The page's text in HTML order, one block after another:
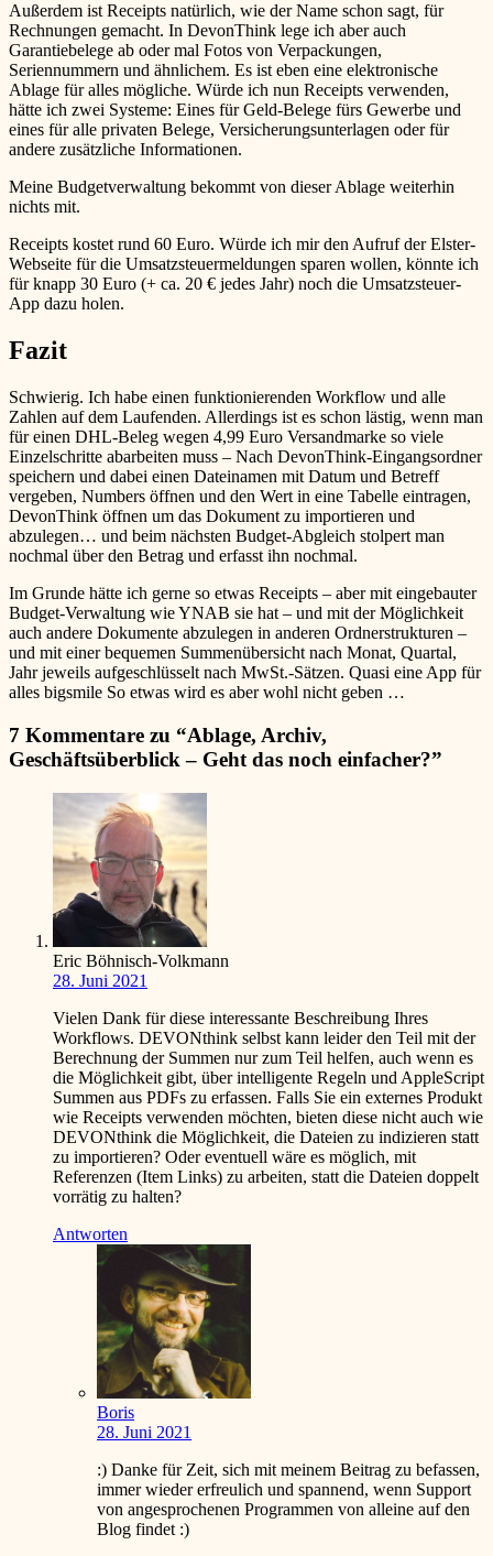
Außerdem ist Receipts natürlich, wie der Name schon sagt, für
Rechnungen gemacht. In DevonThink lege ich aber auch
Garantiebelege ab oder mal Fotos von Verpackungen,
Seriennummern und ähnlichem. Es ist eben eine elektronische
Ablage für alles mögliche. Würde ich nun Receipts verwenden,
hätte ich zwei Systeme: Eines für Geld-Belege fürs Gewerbe und
eines für alle privaten Belege, Versicherungsunterlagen oder für
andere zusätzliche Informationen.
Meine Budgetverwaltung bekommt von dieser Ablage weiterhin
nichts mit.
Receipts kostet rund 60 Euro. Würde ich mir den Aufruf der Elster-
Webseite für die Umsatzsteuermeldungen sparen wollen, könnte ich
für knapp 30 Euro (+ ca. 20 € jedes Jahr) noch die Umsatzsteuer-
App dazu holen.
Fazit
Schwierig. Ich habe einen funktionierenden Workflow und alle
Zahlen auf dem Laufenden. Allerdings ist es schon lästig, wenn man
für einen DHL-Beleg wegen 4,99 Euro Versandmarke so viele
Einzelschritte abarbeiten muss – Nach DevonThink-Eingangsordner
speichern und dabei einen Dateinamen mit Datum und Betreff
vergeben, Numbers öffnen und den Wert in eine Tabelle eintragen,
DevonThink öffnen um das Dokument zu importieren und
abzulegen… und beim nächsten Budget-Abgleich stolpert man
nochmal über den Betrag und erfasst ihn nochmal.
Im Grunde hätte ich gerne so etwas Receipts – aber mit eingebauter
Budget-Verwaltung wie YNAB sie hat – und mit der Möglichkeit
auch andere Dokumente abzulegen in anderen Ordnerstrukturen –
und mit einer bequemen Summenübersicht nach Monat, Quartal,
Jahr jeweils aufgeschlüsselt nach MwSt.-Sätzen. Quasi eine App für
alles bigsmile So etwas wird es aber wohl nicht geben …
7 Kommentare zu “Ablage, Archiv,
Geschäftsüberblick – Geht das noch einfacher?”
Eric Böhnisch-Volkmann
28. Juni 2021
Vielen Dank für diese interessante Beschreibung Ihres
Workflows. DEVONthink selbst kann leider den Teil mit der
Berechnung der Summen nur zum Teil helfen, auch wenn es
die Möglichkeit gibt, über intelligente Regeln und AppleScript
Summen aus PDFs zu erfassen. Falls Sie ein externes Produkt
wie Receipts verwenden möchten, bieten diese nicht auch wie
DEVONthink die Möglichkeit, die Dateien zu indizieren statt
zu importieren? Oder eventuell wäre es möglich, mit
Referenzen (Item Links) zu arbeiten, statt die Dateien doppelt
vorrätig zu halten?
Antworten
Boris
28. Juni 2021
:) Danke für Zeit, sich mit meinem Beitrag zu befassen,
immer wieder erfreulich und spannend, wenn Support
von angesprochenen Programmen von alleine auf den
Blog findet :)